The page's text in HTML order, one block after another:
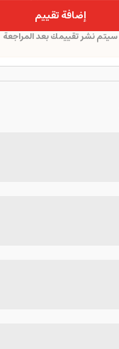
إضافة تقييم
سيتم نشر تقييمك بعد المراجعة